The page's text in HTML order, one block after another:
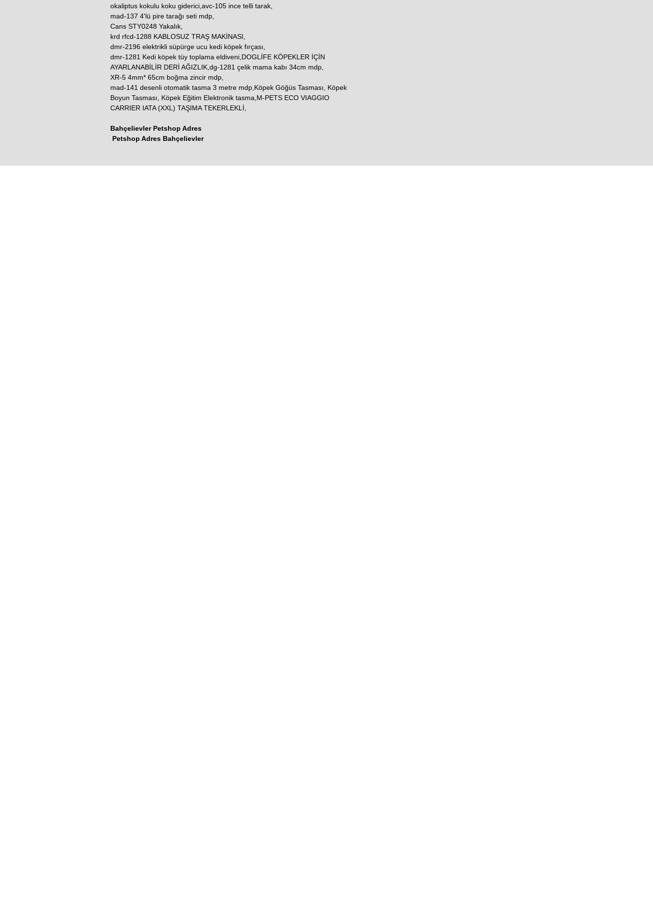
okaliptus kokulu koku giderici,avc-105 ince telli tarak,
mad-137 4'lü pire tarağı seti mdp,
Cans STY0248 Yakalık,
krd rfcd-1288 KABLOSUZ TRAŞ MAKİNASI,
dmr-2196 elektrikli süpürge ucu kedi köpek fırçası,
dmr-1281 Kedi köpek tüy toplama eldiveni,DOGLİFE KÖPEKLER İÇİN
AYARLANABİLİR DERİ AĞIZLIK,dg-1281 çelik mama kabı 34cm mdp,
XR-5 4mm* 65cm boğma zincir mdp,
mad-141 desenli otomatik tasma 3 metre mdp,Köpek Göğüs Tasması, Köpek
Boyun Tasması, Köpek Eğitim Elektronik tasma,M-PETS ECO VIAGGIO
CARRIER IATA (XXL) TAŞIMA TEKERLEKLİ,
Bahçelievler Petshop Adres
Petshop Adres Bahçelievler